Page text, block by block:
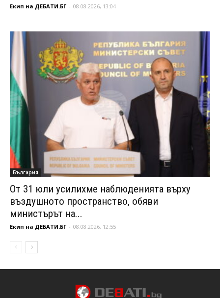
Екип на ДЕБАТИ.БГ - 08.08.2026, 13:04
България
От 31 юли усилихме наблюденията върху
въздушното пространство, обяви
министърът на...
Екип на ДЕБАТИ.БГ - 08.08.2026, 12:55